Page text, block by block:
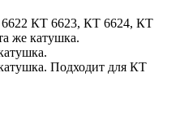
КТ 6623, КТ 6624, КТ
же катушка.
Подходит для КТ